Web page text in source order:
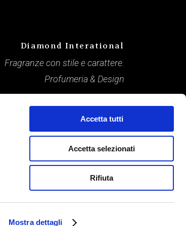
Mostra dettagli
Accetta tutti
Accetta selezionati
Rifiuta
Diamond Interational
Fragranze con stile e carattere.
Profumeria & Design